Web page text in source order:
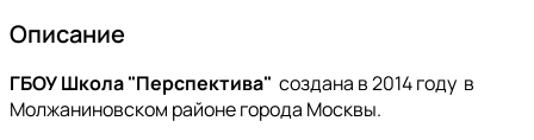
Описание
ГБОУ Школа "Перспектива" создана в 2014 году в
Молжаниновском районе города Москвы.